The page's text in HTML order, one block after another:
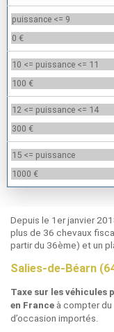
puissance <= 9
0 €
10 <= puissance <= 11
100 €
12 <= puissance <= 14
300 €
15 <= puissance
1000 €
Depuis le 1er janvier
plus de 36 chevaux
partir du 36ème) et un
Salies-de-Béarn
Taxe sur les
en France à compter
d’occasion importés.